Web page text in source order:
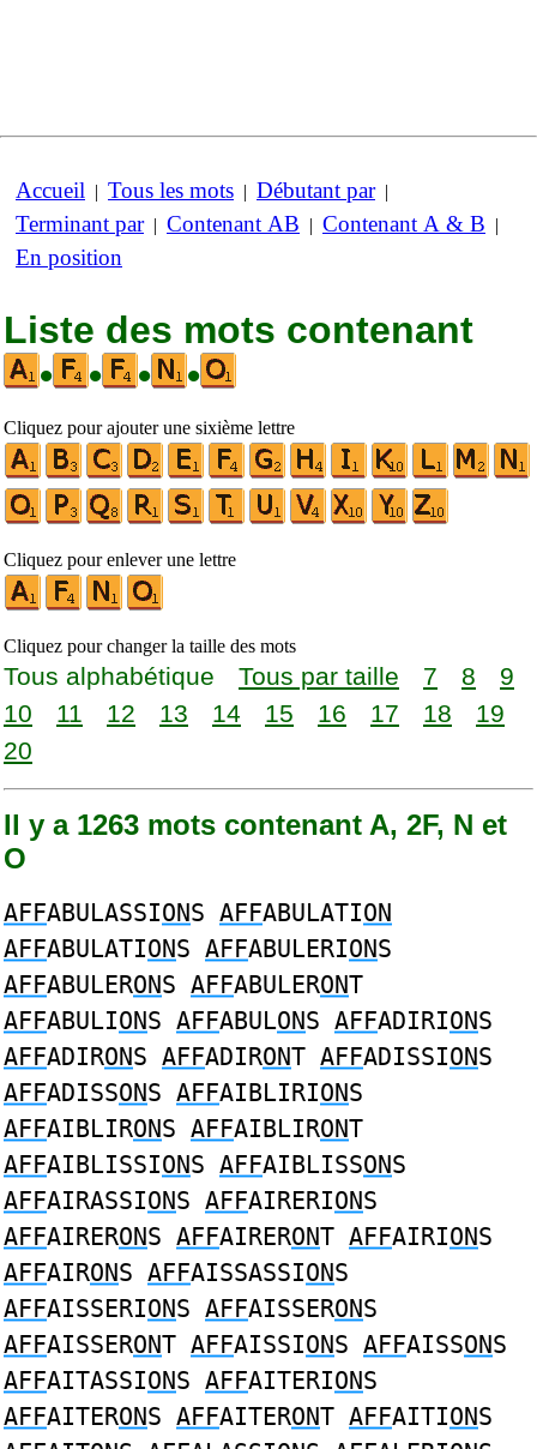
Accueil | Tous les mots | Débutant par|
Terminant par| Contenant AB | Contenant A & B |
En position
Liste des mots contenant
•
• • •
Cliquez pour ajouter une sixième lettre
Cliquez pour enlever une lettre
Cliquez pour changer la taille des mots
Tous alphabétique Tous par taille 7 8
9
10
11 12 13 14 15 16 17 18
19
20
Il y a 1263 mots contenant A, 2F, N et
O
AFFABULASSIONS AFFABULATION
AFFABULATIONS AFFABULERIONS
AFFABULERONS AFFABULERONT
AFFABULIONS AFFABULONS AFFADIRIONS
AFFADIRONS AFFADIRONT AFFADISSIONS
AFFADISSONS AFFAIBLIRIONS
AFFAIBLIRONS AFFAIBLIRONT
AFFAIBLISSIONS AFFAIBLISSONS
AFFAIRASSIONS AFFAIRERIONS
AFFAIRERONS AFFAIRERONT AFFAIRIONS
AFFAIRONS AFFAISSASSIONS
AFFAISSERIONS AFFAISSERONS
AFFAISSERONT AFFAISSIONS AFFAISSONS
AFFAITASSIONS AFFAITERIONS
AFFAITERONS AFFAITERONT AFFAITIONS